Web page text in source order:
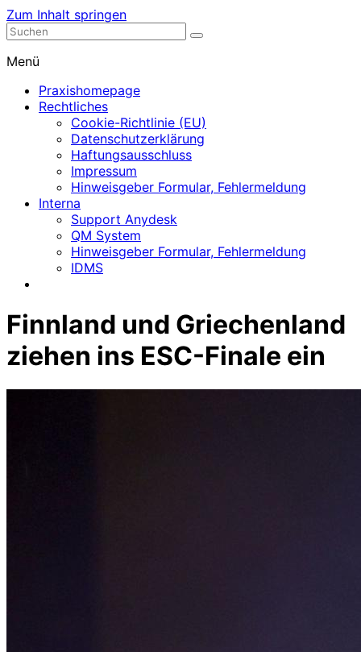
Zum Inhalt springen
Nephrologische Praxis mit Dialyse
Menü
Praxishomepage
Rechtliches
Cookie-Richtlinie (EU)
Datenschutzerklärung
Haftungsausschluss
Impressum
Hinweisgeber Formular, Fehlermeldung
Interna
Support Anydesk
QM System
Hinweisgeber Formular, Fehlermeldung
IDMS
Finnland und Griechenland
ziehen ins ESC-Finale ein